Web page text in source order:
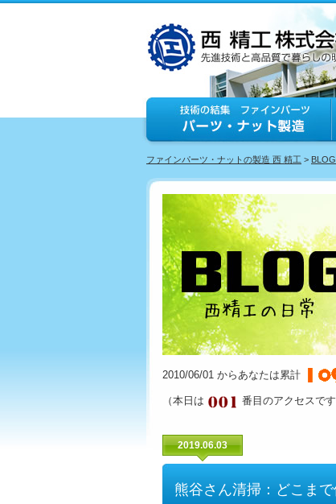
ファインパーツ・ナットの製造 西 精工 > BLOG
2010/06/01 からあなたは累計
（本日は 番目のアクセスで
2019.06.03
熊谷さん清掃：どこま